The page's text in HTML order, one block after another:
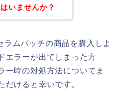
いませんか？
ムパッチの商品を購入しよ
エラーが出てしまった方
ー時の対処方法についてま
だけると幸いです。